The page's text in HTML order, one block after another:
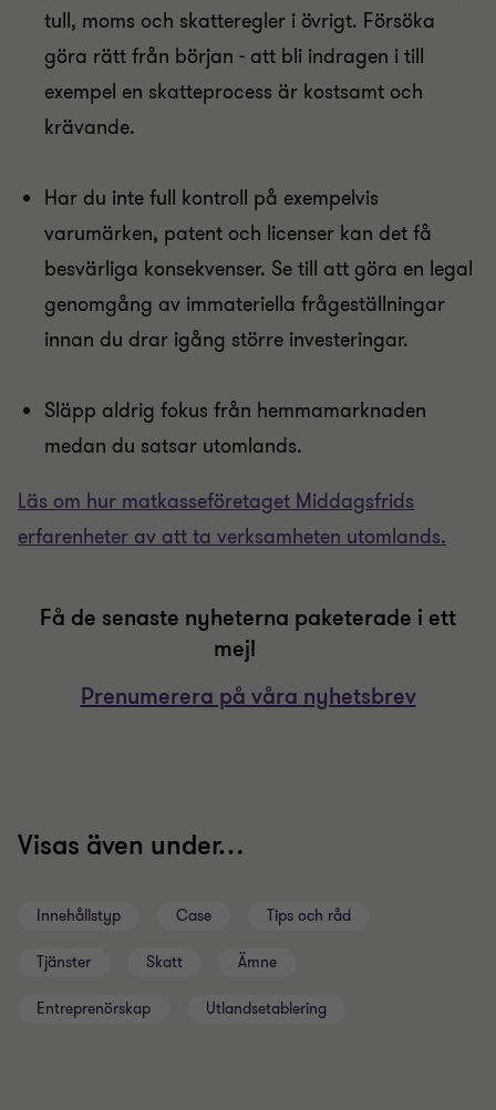
tull, moms och skatteregler i övrigt. Försöka
göra rätt från början - att bli indragen i till
exempel en skatteprocess är kostsamt och
krävande.
Har du inte full kontroll på exempelvis
varumärken, patent och licenser kan det få
besvärliga konsekvenser. Se till att göra en legal
genomgång av immateriella frågeställningar
innan du drar igång större investeringar.
Släpp aldrig fokus från hemmamarknaden
medan du satsar utomlands.
Läs om hur matkasseföretaget Middagsfrids
erfarenheter av att ta verksamheten utomlands.
Få de senaste nyheterna paketerade i ett
mejl
Prenumerera på våra nyhetsbrev
Visas även under…
Innehållstyp Case Tips och råd
Tjänster Skatt Ämne
Entreprenörskap Utlandsetablering